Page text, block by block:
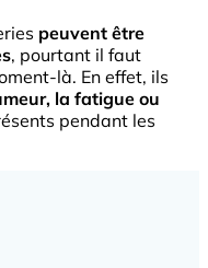
peuvent être
, pourtant il faut
là. En effet, ils
la fatigue ou
pendant les